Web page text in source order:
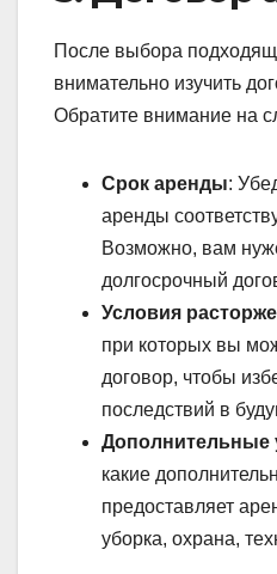
После выбора
внимательно изучить
Обратите внимание на
Срок аренды:
аренды
Возможно, вам
долгосрочный
Условия
при которых вы
договор, чтобы
последствий в
Дополнительные
какие
предоставляет
уборка, охрана,